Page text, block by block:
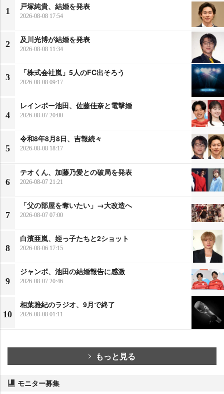
1
戸塚純貴、結婚を発表
2026-08-08 17:54
2
及川光博が結婚を発表
2026-08-08 11:34
3
「株式会社嵐」5人のFC出そろう
2026-08-08 09:17
4
レインボー池田、佐藤佳奈と電撃婚
2026-08-07 20:00
5
令和8年8月8日、吉報続々
2026-08-08 18:17
6
テオくん、加藤乃愛との破局を発表
2026-08-07 21:21
7
「父の部屋を奪いたい」→大改造へ
2026-08-07 07:00
8
白濱亜嵐、姪っ子たちと2ショット
2026-08-06 17:15
9
ジャンボ、池田の結婚報告に感激
2026-08-07 20:46
10
相葉雅紀のラジオ、9月で終了
2026-08-08 01:11
もっと見る
モニター募集